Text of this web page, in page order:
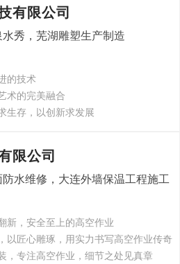
有限公司
秀，芜湖雕塑生产制造
的技术
术的完美融合
生存，以创新求发展
限公司
水维修，大连外墙保温工程施工
新，安全至上的高空作业
以匠心雕琢，用实力书写高空作业传奇
，专注高空作业，细节之处见真章